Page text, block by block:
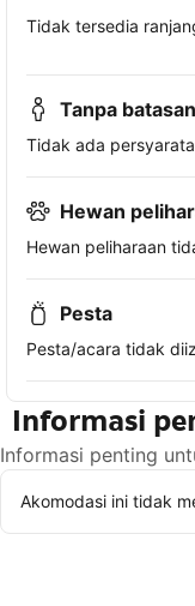
Tidak tersedia
Tanpa
Tidak ada
Hewan
Hewan peliharaan
Pesta
Pesta/acara tidak
Informasi
Informasi penting
Akomodasi ini tidak